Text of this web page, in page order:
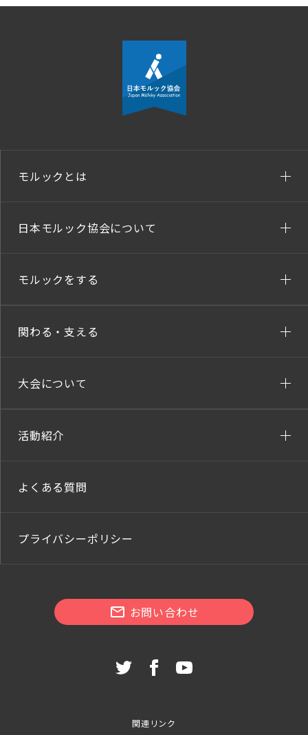
モルックとは
日本モルック協会について
モルックをする
関わる・支える
大会について
活動紹介
よくある質問
プライバシーポリシー
お問い合わせ
関連リンク